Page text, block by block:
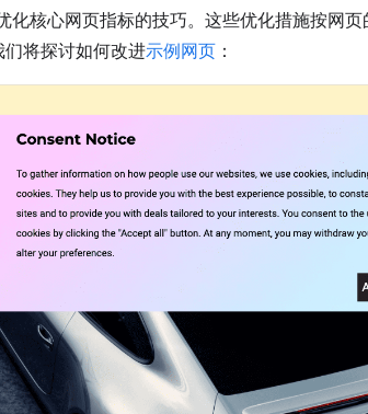
化核心网页指标的技巧。这些优化措施按网
将探讨如何改进示例网页 ：